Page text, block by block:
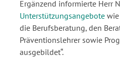
Ergänzend informierte Herr
Unterstützungsangebotewie
die Berufsberatung, den
Präventionslehrer sowie
ausgebildet“.